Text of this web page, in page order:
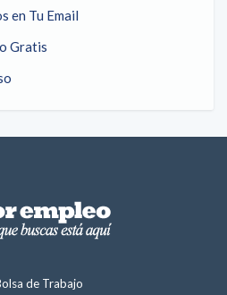
en Tu Email
Gratis
de Trabajo